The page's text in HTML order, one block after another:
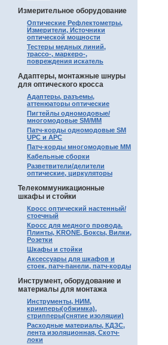
Измерительное оборудование
Оптические Рефлектометры,
Измерители, Источники
оптической мощности
Тестеры медных линий,
трассо-, маркеро-,
повреждения искатель
Адаптеры, монтажные шнуры
для оптического кросса
Адаптеры, разъемы,
аттенюаторы оптические
Пигтейлы одномодовые/
многомодовые SM/MM
Патч-корды одномодовые SM
UPC и APC
Патч-корды многомодовые MM
Кабельные сборки
Разветвители/делители
оптические, циркуляторы
Телекоммуникационные
шкафы и стойки
Кросс оптический настенный/
стоечный
Кросс для медного провода.
Плинты, KRONE, Боксы, Вилки,
Розетки
Шкафы и стойки
Аксессуары для шкафов и
стоек, патч-панели, патч-корды
Инструмент, оборудование и
материалы для монтажа
Инструменты, НИМ,
кримперы(обжимка),
стрипперы(снятие изоляции)
Расходные материалы, КДЗС,
лента изоляционная, Скотч-
локи